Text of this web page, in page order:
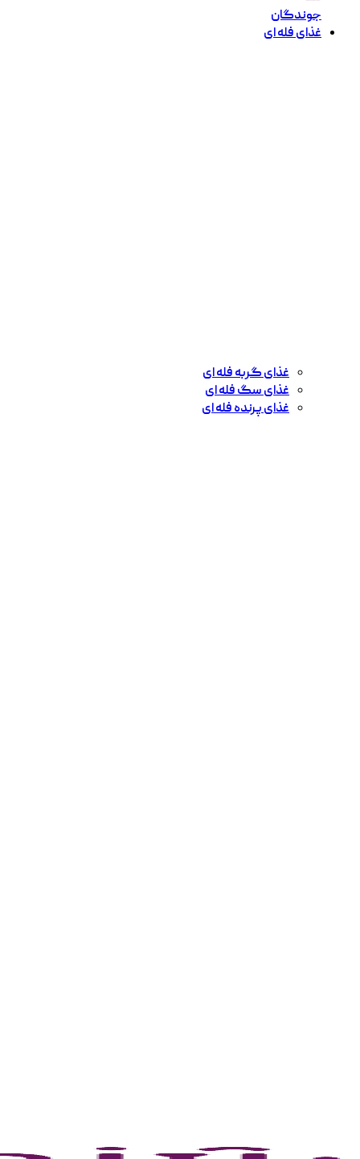
جوندگان
غذای فله ای
غذای گربه فله ای
غذای سگ فله ای
غذای پرنده فله ای